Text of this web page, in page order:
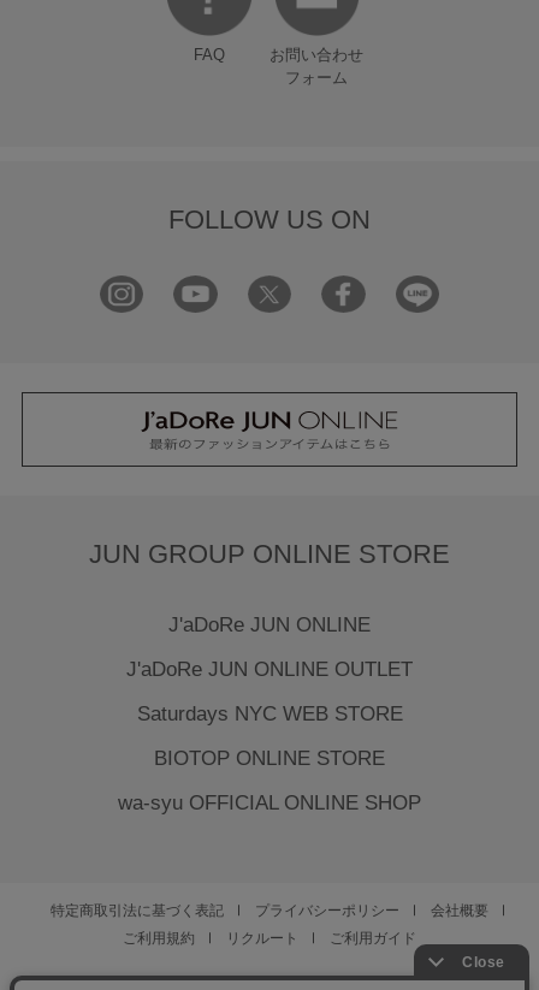
FAQ
お問い合わせ
フォーム
FOLLOW US ON
JUN GROUP ONLINE STORE
J'aDoRe JUN ONLINE
J'aDoRe JUN ONLINE OUTLET
Saturdays NYC WEB STORE
BIOTOP ONLINE STORE
wa-syu OFFICIAL ONLINE SHOP
特定商取引法に基づく表記 プライバシーポリシー
会社概要
ご利用規約
リクルート ご利用ガイド